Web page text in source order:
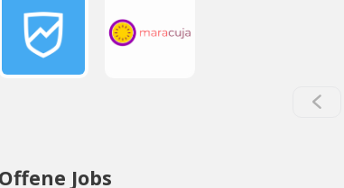
Offene Jobs